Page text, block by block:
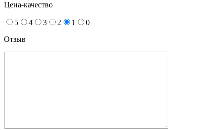
Цена-качество
5 4 3 2 1
0
Отзыв